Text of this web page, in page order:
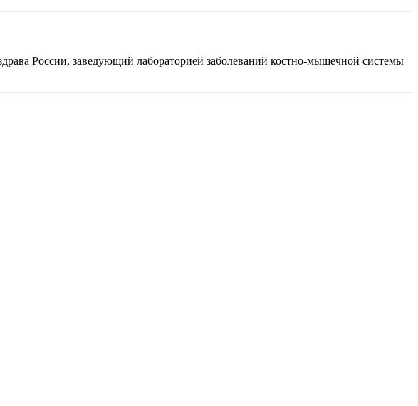
России, заведующий лабораторией заболеваний костно-мышечной системы